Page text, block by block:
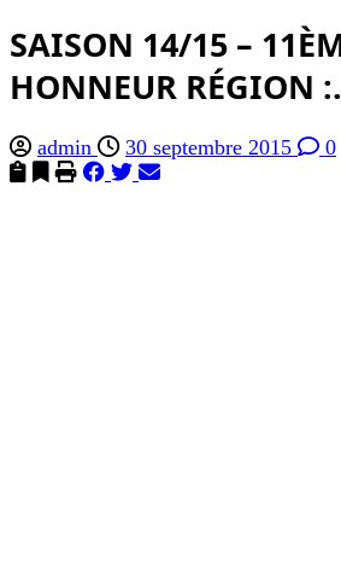
SAISON 14/15 –
HONNEUR RÉGION
admin 30 septembre 2015 0